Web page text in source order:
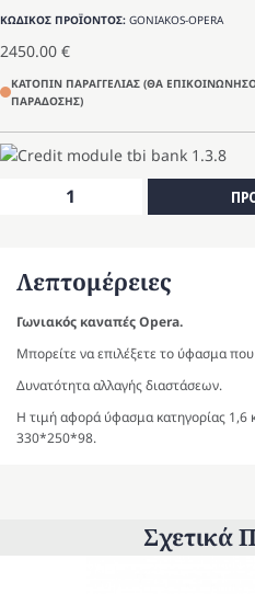
ΚΩΔΙΚΟΣ ΠΡΟΪΟΝΤΟΣ: GONIAKOS-OPERA
2450.00 €
ΚΑΤΟΠΙΝ ΠΑΡΑΓΓΕΛΙΑΣ (ΘΑ
ΠΑΡΑΔΟΣΗΣ)
Λεπτομέρειες
Γωνιακός καναπές Opera.
Μπορείτε να επιλέξετε το ύφασμα
Δυνατότητα αλλαγής διαστάσεων.
Η τιμή αφορά ύφασμα κατηγορίας 1,6
330*250*98.
Σχετικά